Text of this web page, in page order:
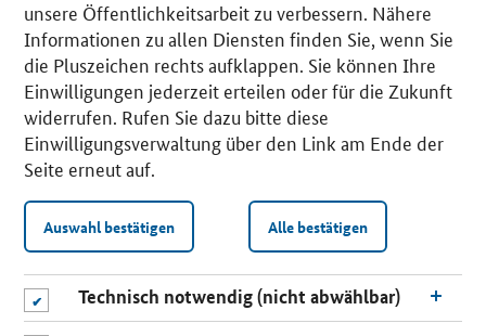
unsere Öffentlichkeitsarbeit zu verbessern. Nähere
Informationen zu allen Diensten finden Sie, wenn Sie
die Pluszeichen rechts aufklappen. Sie können Ihre
Einwilligungen jederzeit erteilen oder für die Zukunft
widerrufen. Rufen Sie dazu bitte diese
Einwilligungsverwaltung über den Link am Ende der
Seite erneut auf.
Auswahl bestätigen Alle bestätigen
Technisch notwendig (nicht abwählbar)